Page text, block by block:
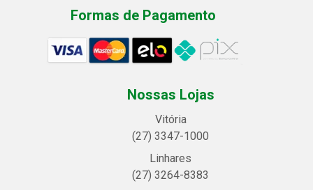
Formas de Pagamento
Nossas Lojas
Vitória
(27) 3347-1000
Linhares
(27) 3264-8383